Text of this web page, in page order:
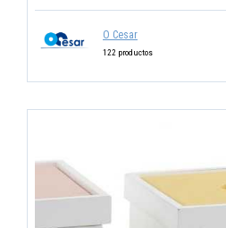
O Cesar
122 productos